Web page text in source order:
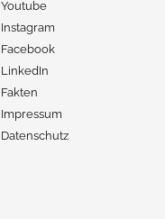
Youtube
Instagram
Facebook
LinkedIn
Fakten
Impressum
Datenschutz